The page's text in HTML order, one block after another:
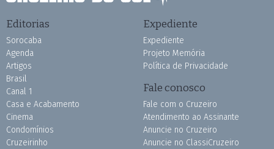
Editorias
Sorocaba
Agenda
Artigos
Brasil
Canal 1
Casa e Acabamento
Cinema
Condomínios
Cruzeirinho
Expediente
Expediente
Projeto Memória
Política de Privacidade
Fale conosco
Fale com o Cruzeiro
Atendimento ao Assinante
Anuncie no Cruzeiro
Anuncie no ClassiCruzeiro